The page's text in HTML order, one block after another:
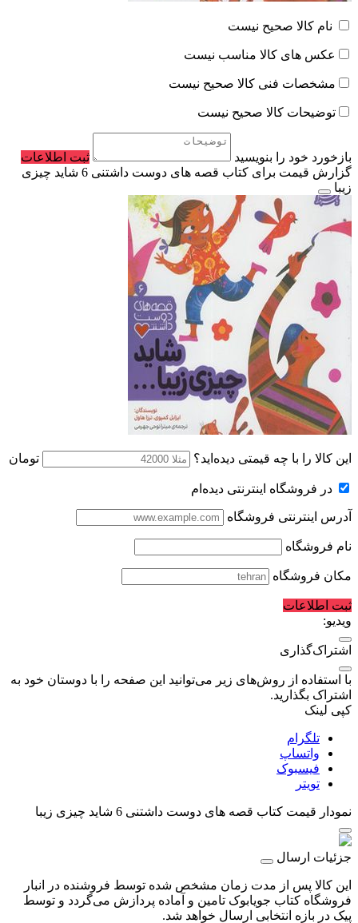
نام کالا صحیح نیست
عکس های کالا مناسب نیست
مشخصات فنی کالا صحیح نیست
توضیحات کالا صحیح نیست
بازخورد خود را بنویسید
ثبت اطلاعات
گزارش قیمت برای کتاب قصه های دوست داشتنی 6 شاید چیزی
زیبا
این کالا را با چه قیمتی دیده‌اید؟ تومان
در فروشگاه اینترنتی دیده‌ام
آدرس اینترنتی فروشگاه
نام فروشگاه
مکان فروشگاه
ثبت اطلاعات
ویدیو:
اشتراک‌گذاری
با استفاده از روش‌های زیر می‌توانید این صفحه را با دوستان خود به
اشتراک بگذارید.
کپی لینک
تلگرام
واتساپ
فیسبوک
تویتر
نمودار قیمت کتاب قصه های دوست داشتنی 6 شاید چیزی زیبا
جزئیات ارسال
این کالا پس از مدت زمان مشخص شده توسط فروشنده در انبار
فروشگاه کتاب جویابوک تامین و آماده پردازش می‌گردد و توسط
پیک در بازه انتخابی ارسال خواهد شد.